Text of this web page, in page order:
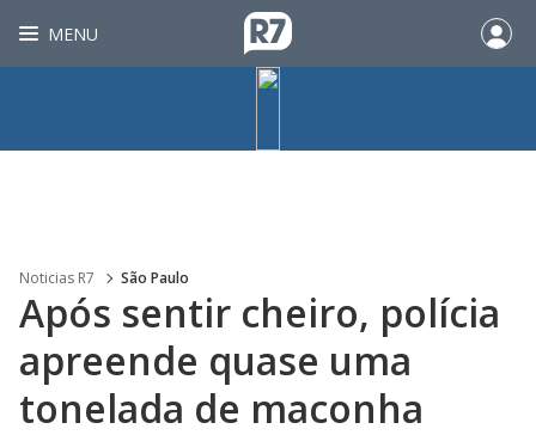
MENU
Noticias R7 São Paulo
Após sentir cheiro, polícia
apreende quase uma
tonelada de maconha